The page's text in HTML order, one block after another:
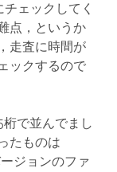
ェックしてく
点，というか
走査に時間が
ックするので
で並んでまし
たものは
ジョンのファ